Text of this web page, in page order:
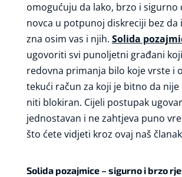
omogućuju da lako, brzo i sigurno
novca u potpunoj diskreciji bez da
zna osim vas i njih. Solida
ugovoriti svi punoljetni građani
redovna primanja bilo koje vrste i
tekući račun za koji je bitno da
niti blokiran. Cijeli postupak
jednostavan i ne zahtjeva puno
što ćete vidjeti kroz ovaj naš
Solida pozajmice – sigurno i brzo